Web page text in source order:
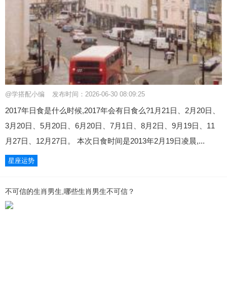
@学搭配小编 发布时间：2026-06-30 08:09:25
2017年日食是什么时候,2017年会有日食么?1月21日、2月20日、
3月20日、5月20日、6月20日、7月1日、8月2日、9月19日、11
月27日、12月27日。 本次日食时间是2013年2月19日凌晨,...
星座运势
不可信的生肖男生,哪些生肖男生不可信？